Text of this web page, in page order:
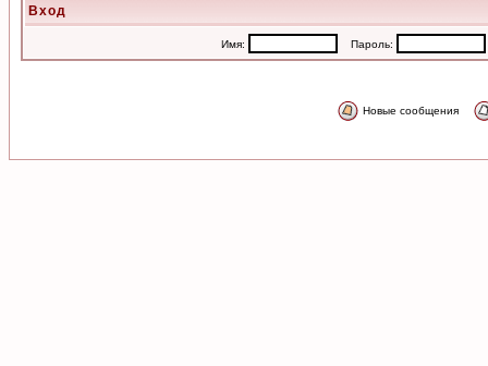
Вход
Имя: Пароль:
Новые сообщения